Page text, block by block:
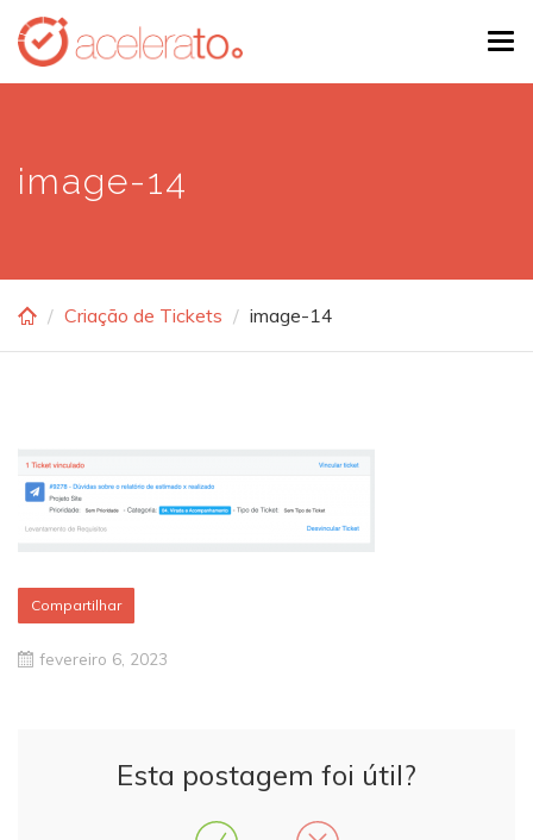
Skip
main
image-14
Criação de Tickets image-14
Compartilhar
fevereiro 6, 2023
Esta postagem foi útil?